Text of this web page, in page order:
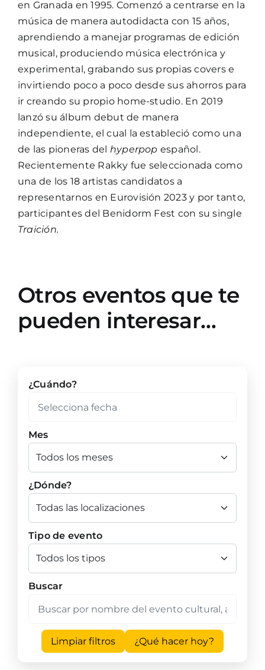
en Granada en 1995. Comenzó a centrarse en la
música de manera autodidacta con 15 años,
aprendiendo a manejar programas de edición
musical, produciendo música electrónica y
experimental, grabando sus propias covers e
invirtiendo poco a poco desde sus ahorros para
ir creando su propio home-studio. En 2019
lanzó su álbum debut de manera
independiente, el cual la estableció como una
de las pioneras del hyperpop español.
Recientemente Rakky fue seleccionada como
una de los 18 artistas candidatos a
representarnos en Eurovisión 2023 y por tanto,
participantes del Benidorm Fest con su single
Traición.
Otros eventos que te
pueden interesar…
¿Cuándo?
Mes
¿Dónde?
Tipo de evento
Buscar
Limpiar filtros ¿Qué hacer hoy?